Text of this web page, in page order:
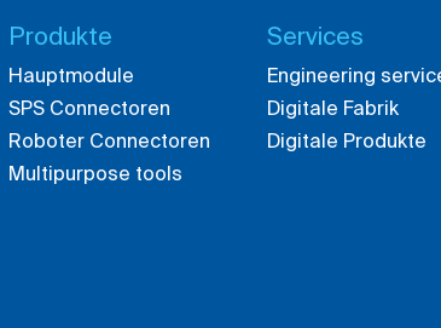
Produkte
Hauptmodule
SPS Connectoren
Roboter Connectoren
Multipurpose tools
Services
Engineering
Digitale Fabrik
Digitale Produkte